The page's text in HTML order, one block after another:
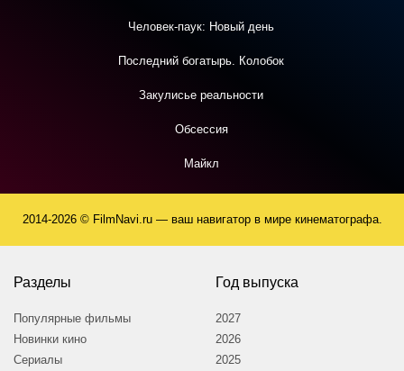
Человек-паук: Новый день
Последний богатырь. Колобок
Закулисье реальности
Обсессия
Майкл
2014-2026 © FilmNavi.ru — ваш навигатор в мире кинематографа.
Разделы
Популярные фильмы
Новинки кино
Сериалы
Год выпуска
2027
2026
2025